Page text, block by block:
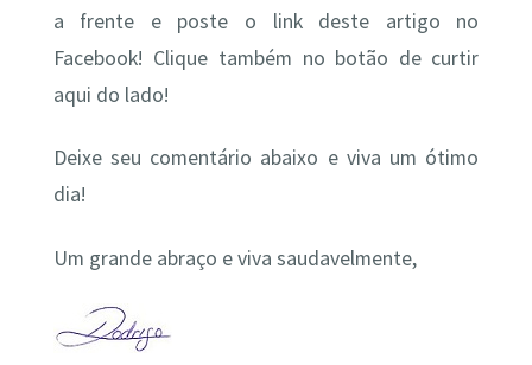
a frente e poste o link deste artigo no
Facebook! Clique também no botão de curtir
aqui do lado!
Deixe seu comentário abaixo e viva um ótimo
dia!
Um grande abraço e viva saudavelmente,